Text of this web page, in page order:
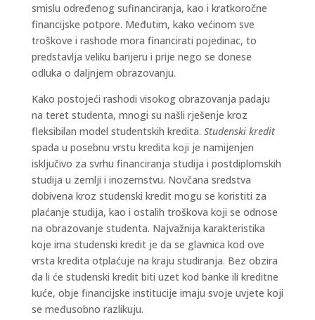
smislu određenog sufinanciranja, kao i kratkoročne
financijske potpore. Međutim, kako većinom sve
troškove i rashode mora financirati pojedinac, to
predstavlja veliku barijeru i prije nego se donese
odluka o daljnjem obrazovanju.
Kako postojeći rashodi visokog obrazovanja padaju
na teret studenta, mnogi su našli rješenje kroz
fleksibilan model studentskih kredita. Studenski kredit
spada u posebnu vrstu kredita koji je namijenjen
isključivo za svrhu financiranja studija i postdiplomskih
studija u zemlji i inozemstvu. Novčana sredstva
dobivena kroz studenski kredit mogu se koristiti za
plaćanje studija, kao i ostalih troškova koji se odnose
na obrazovanje studenta. Najvažnija karakteristika
koje ima studenski kredit je da se glavnica kod ove
vrsta kredita otplaćuje na kraju studiranja. Bez obzira
da li će studenski kredit biti uzet kod banke ili kreditne
kuće, obje financijske institucije imaju svoje uvjete koji
se međusobno razlikuju.